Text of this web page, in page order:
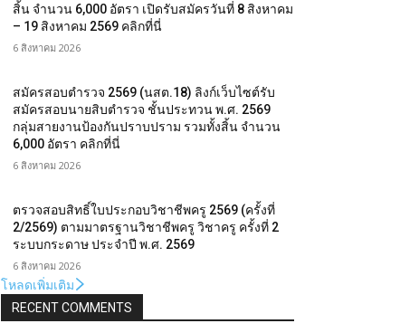
สิ้น จำนวน 6,000 อัตรา เปิดรับสมัครวันที่ 8 สิงหาคม
– 19 สิงหาคม 2569 คลิกที่นี่
6 สิงหาคม 2026
สมัครสอบตํารวจ 2569 (นสต.18) ลิงก์เว็บไซต์รับ
สมัครสอบนายสิบตำรวจ ชั้นประทวน พ.ศ. 2569
กลุ่มสายงานป้องกันปราบปราม รวมทั้งสิ้น จำนวน
6,000 อัตรา คลิกที่นี่
6 สิงหาคม 2026
ตรวจสอบสิทธิ์ใบประกอบวิชาชีพครู 2569 (ครั้งที่
2/2569) ตามมาตรฐานวิชาชีพครู วิชาครู ครั้งที่ 2
ระบบกระดาษ ประจำปี พ.ศ. 2569
6 สิงหาคม 2026
โหลดเพิ่มเติม
RECENT COMMENTS